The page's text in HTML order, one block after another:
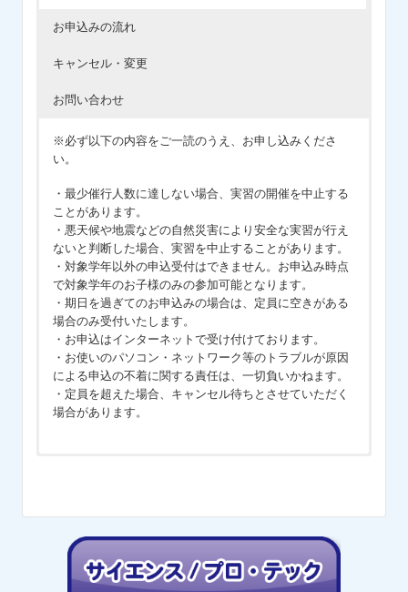
お申込みの流れ
キャンセル・変更
お問い合わせ
※必ず以下の内容をご一読のうえ、お申し込みくださ
い。
・最少催行人数に達しない場合、実習の開催を中止する
ことがあります。
・悪天候や地震などの自然災害により安全な実習が行え
ないと判断した場合、実習を中止することがあります。
・対象学年以外の申込受付はできません。お申込み時点
で対象学年のお子様のみの参加可能となります。
・期日を過ぎてのお申込みの場合は、定員に空きがある
場合のみ受付いたします。
・お申込はインターネットで受け付けております。
・お使いのパソコン・ネットワーク等のトラブルが原因
による申込の不着に関する責任は、一切負いかねます。
・定員を超えた場合、キャンセル待ちとさせていただく
場合があります。
の方
ページ下部「サイエンス倶楽部会員、プロ・テック倶楽
部会員お申込みはこちら」をクリックし、サイエンス倶
楽部会員専用サイトからご予約ください。
会員以外の方
「お申込み完了メール」に記載されているURLをクリッ
クし、「キャンセルフォーム」から承ります。
ただくことも可能です。
会員以外の方